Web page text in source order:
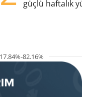
güçlü haftalık
82.16%